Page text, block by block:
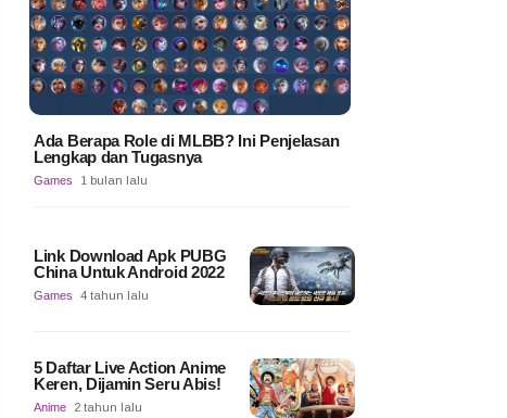
Ada Berapa Role di MLBB? Ini Penjelasan
Lengkap dan Tugasnya
Games 1 bulan lalu
Link Download Apk PUBG
China Untuk Android 2022
Games 4 tahun lalu
5 Daftar Live Action Anime
Keren, Dijamin Seru Abis!
Anime 2 tahun lalu